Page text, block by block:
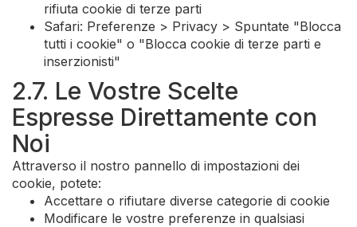
rifiuta cookie di terze parti
Safari: Preferenze > Privacy > Spuntate "Blocca
tutti i cookie" o "Blocca cookie di terze parti e
inserzionisti"
2.7. Le Vostre Scelte
Espresse Direttamente con
Noi
Attraverso il nostro pannello di impostazioni dei
cookie, potete:
Accettare o rifiutare diverse categorie di cookie
Modificare le vostre preferenze in qualsiasi